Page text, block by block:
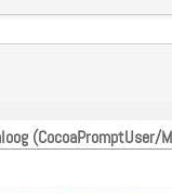
(CocoaPromptUser/